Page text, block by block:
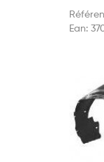
Ean: